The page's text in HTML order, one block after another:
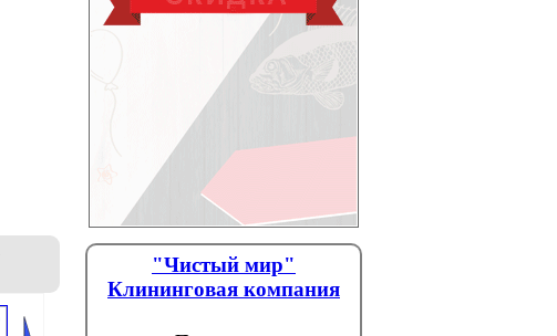
"Чистый мир"
Клининговая компания